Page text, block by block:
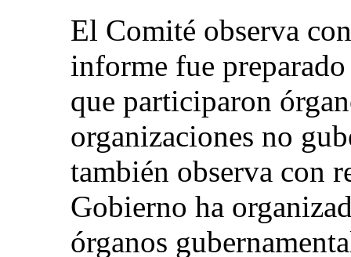
El Comité observa
informe fue
que participaron
organizaciones no
también observa con
Gobierno ha
órganos